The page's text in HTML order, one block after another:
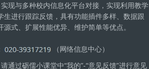
现与多种校内信息化平台对接，实现利用教学
生进行跟踪反馈，具有功能插件多样、数据跟
源式、扩展性能优异、维护简单等优点。
（网络信息中心）
通过砺儒小课堂中“我的”-“意见反馈”进行意见